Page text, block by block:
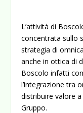
L’attività di
concentrata sullo
strategia di
anche in ottica di
Boscolo infatti
l’integrazione tra
distribuire valore
Gruppo.